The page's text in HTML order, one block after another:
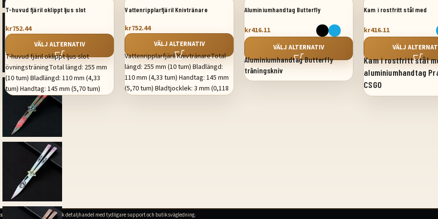
T-huvud fjäril oklippt ljus slot
kr752.44
VÄLJ ALTERNATIV
T-huvud fjäril oklippt ljus slot
övningsträningTotal längd: 255 mm
(10 tum) Bladlängd: 110 mm (4,33
tum) Handtag: 145 mm (5,70 tum)
Bladtjocklek: 3 mm (0,118 tum)
Bladbredd: 26,8 mm (1,05 tum)
Handtagstjocklek: 12,6 mm (0,49
tum) Hårdhet: 56-58HRC
Bladmaterial: 440 Handtagsmaterial:
Integrerat flygaluminium 6061-T6
System: Bussning Nettovikt: 110 g
Vattenripplarfjäril Knivtränare
kr752.44
VÄLJ ALTERNATIV
Vattenripplarfjäril KnivtränareTotal
längd: 255 mm (10 tum) Bladlängd:
110 mm (4,33 tum) Handtag: 145 mm
(5,70 tum) Bladtjocklek: 3 mm (0,118
Aluminiumhandtag Butterfly
kr416.11
VÄLJ ALTERNATIV
Aluminiumhandtag Butterfly
träningskniv
Kam i rostfritt stål med
kr416.11
VÄLJ
Kam i rostfritt stål
aluminiumhandtag
CSGO
stilettkniv.se2026. Svensk detaljhandel med tydligare support och butiksvägledning.